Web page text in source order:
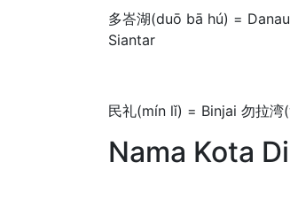
多峇湖(duō bā hú) =
Siantar
民礼(mín lǐ) = Binjai 勿拉
Nama Kota